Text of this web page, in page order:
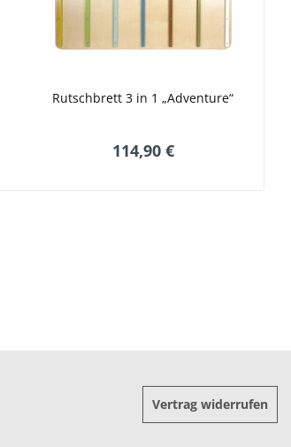
Rutschbrett 3 in 1 „Adventure“
114,90 €
Vertrag widerrufen